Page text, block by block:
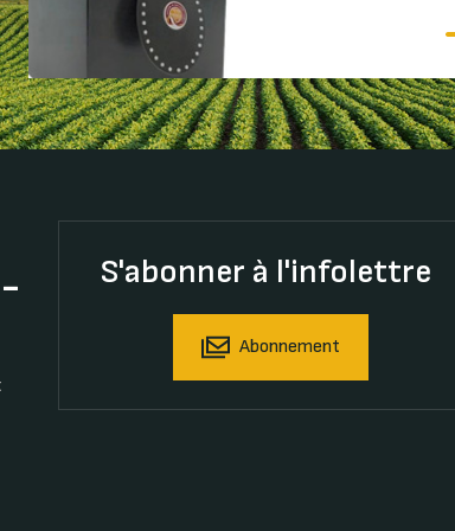
S'abonner à l'infolettre
Abonnement